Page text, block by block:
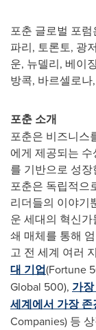
포춘 글로벌 포럼
파리, 토론토, 광
운, 뉴델리, 베이징
방콕, 바르셀로나,
포춘 소개
포춘은 비즈니스
에게 제공되는 수
를 기반으로 성장
포춘은 독립적으
리더들의 이야기
운 세대의 혁신가
쇄 매체를 통해
고 전 세계 여러
대 기업(Fortune
Global 500), 가장
세계에서 가장 존
Companies) 등